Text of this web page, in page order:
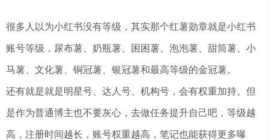
很多人以为小红书没有等级，其实那个红薯勋章就是小红书
账号等级，尿布薯、奶瓶薯、困困薯、泡泡薯、甜筒薯、小
马薯、文化薯、铜冠薯、银冠薯和最高等级的金冠薯。
还有就是就是明星号、达人号、机构号，会有权重加持。但
是作为普通博主也不要灰心，去做任务提升自己吧，等级越
高，注册时间越长，账号权重越高，笔记也能获得更多曝